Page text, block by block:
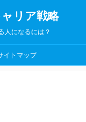
リア戦略
人になるには？
イトマップ